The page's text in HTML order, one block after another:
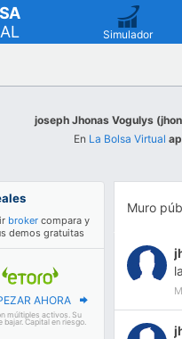
Simulador
joseph Jhonas Vogulys
En La Bolsa Virtual
broker compara y
demos gratuitas
AHORA
múltiples activos. Su
bajar. Capital en riesgo.
Muro